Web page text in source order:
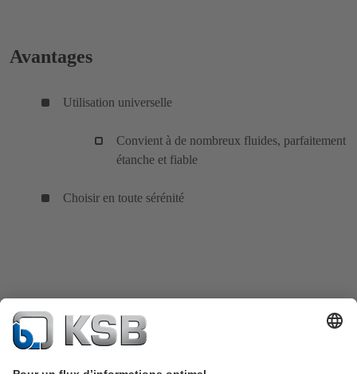
Avantages
Utilisation universelle
Convient à de nombreux fluides, parfaitement
étanche et fiable
Choisir en toute sérénité